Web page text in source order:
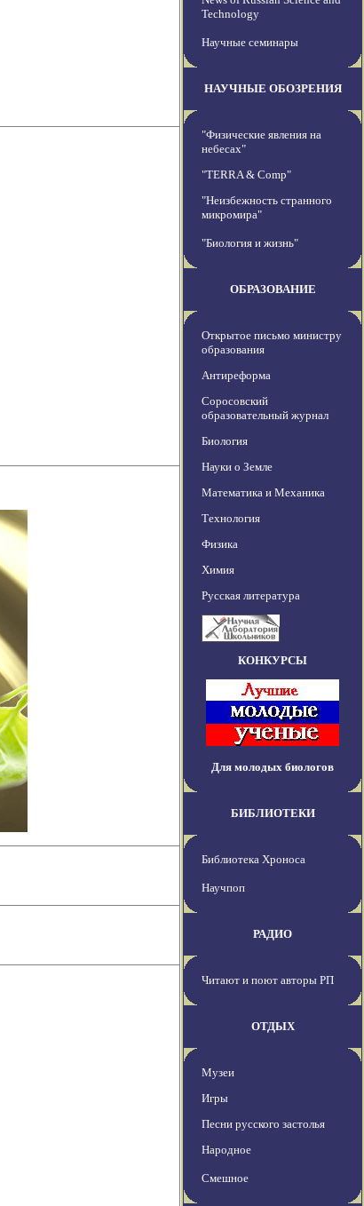
Technology
Научные семинары
НАУЧНЫЕ ОБОЗРЕНИЯ
"Физические явления на
небесах"
"TERRA & Comp"
"Неизбежность странного
микромира"
"Биология и жизнь"
ОБРАЗОВАНИЕ
Открытое письмо министру
образования
Антиреформа
Соросовский
образовательный журнал
Биология
Науки о Земле
Математика и Механика
Технология
Физика
Химия
Русская литература
КОНКУРСЫ
Для молодых биологов
БИБЛИОТЕКИ
Библиотека Хроноса
Научпоп
РАДИО
Читают и поют авторы РП
ОТДЫХ
Музеи
Игры
Песни русского застолья
Народное
Смешное